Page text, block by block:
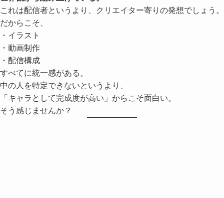
これは配信者というより、クリエイター寄りの発想でしょう。
だからこそ、
・イラスト
・動画制作
・配信構成
すべてに統一感がある。
中の人を特定できないというより、
「キャラとして完成度が高い」からこそ面白い。
そう感じませんか？